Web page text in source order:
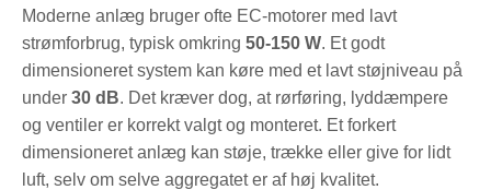
Moderne anlæg bruger ofte EC-motorer med lavt
strømforbrug, typisk omkring 50-150 W. Et godt
dimensioneret system kan køre med et lavt støjniveau på
under 30 dB. Det kræver dog, at rørføring, lyddæmpere
og ventiler er korrekt valgt og monteret. Et forkert
dimensioneret anlæg kan støje, trække eller give for lidt
luft, selv om selve aggregatet er af høj kvalitet.